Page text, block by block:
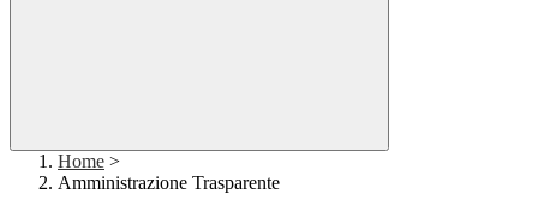
Home >
Amministrazione Trasparente